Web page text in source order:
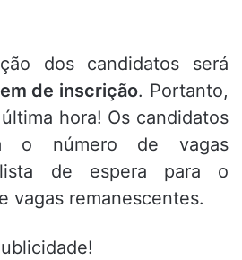
dos candidatos será
de inscrição. Portanto,
hora! Os candidatos
o número de vagas
de espera para o
vagas remanescentes.